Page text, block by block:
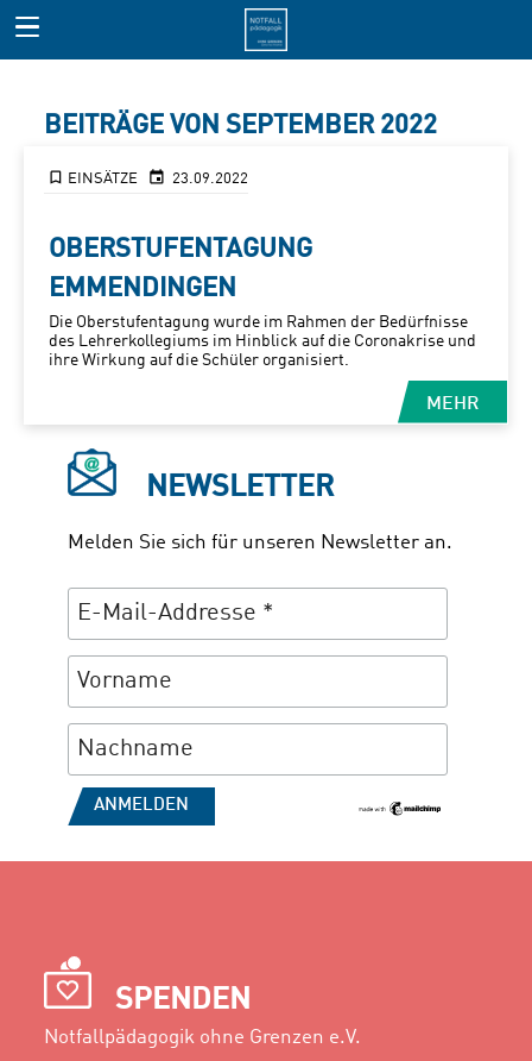
BEITRÄGE VON SEPTEMBER 2022
EINSÄTZE 23.09.2022
OBERSTUFENTAGUNG
EMMENDINGEN
Die Oberstufentagung wurde im Rahmen der Bedürfnisse
des Lehrerkollegiums im Hinblick auf die Coronakrise und
ihre Wirkung auf die Schüler organisiert.
MEHR
NEWSLETTER
Melden Sie sich für unseren Newsletter an.
SPENDEN
Notfallpädagogik ohne Grenzen e.V.